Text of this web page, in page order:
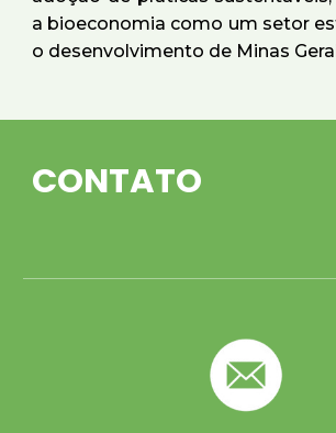
a bioeconomia como um setor
o desenvolvimento de Minas
CONTATO